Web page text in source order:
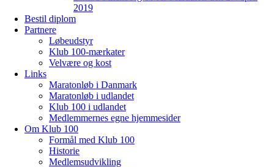
2019
Bestil diplom
Partnere
Løbeudstyr
Klub 100-mærkater
Velvære og kost
Links
Maratonløb i Danmark
Maratonløb i udlandet
Klub 100 i udlandet
Medlemmernes egne hjemmesider
Om Klub 100
Formål med Klub 100
Historie
Medlemsudvikling